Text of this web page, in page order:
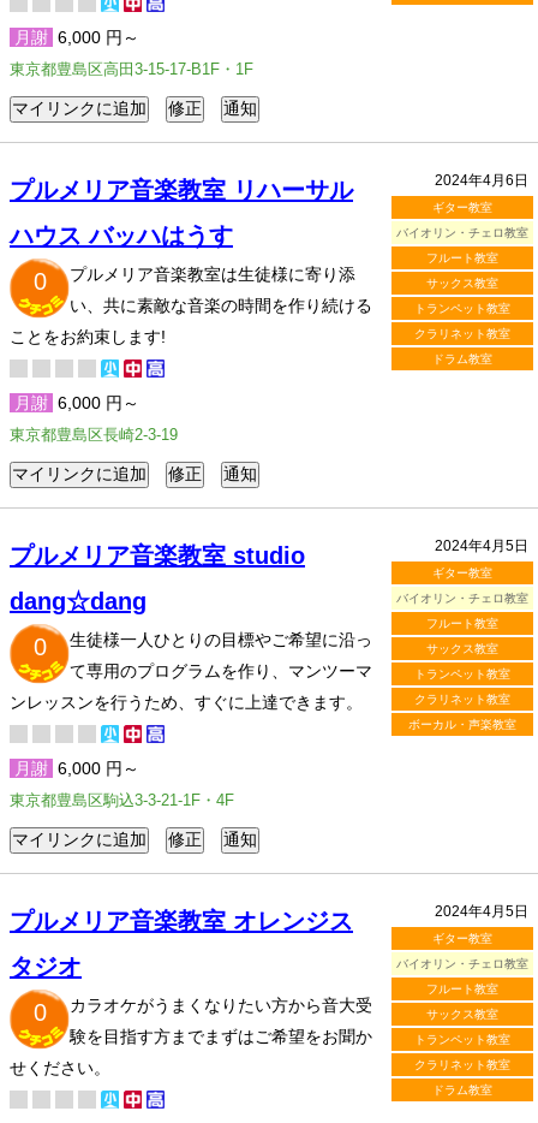
月謝 6,000 円～
東京都豊島区高田3-15-17-B1F・1F
2024年4月6日
ギター教室
バイオリン・チェロ教室
フルート教室
サックス教室
トランペット教室
クラリネット教室
ドラム教室
プルメリア音楽教室 リハーサル
ハウス バッハはうす
0
プルメリア音楽教室は生徒様に寄り添
い、共に素敵な音楽の時間を作り続ける
ことをお約束します!
月謝 6,000 円～
東京都豊島区長崎2-3-19
2024年4月5日
ギター教室
バイオリン・チェロ教室
フルート教室
サックス教室
トランペット教室
クラリネット教室
ボーカル・声楽教室
プルメリア音楽教室 studio
dang☆dang
0
生徒様一人ひとりの目標やご希望に沿っ
て専用のプログラムを作り、マンツーマ
ンレッスンを行うため、すぐに上達できます。
月謝 6,000 円～
東京都豊島区駒込3-3-21-1F・4F
2024年4月5日
ギター教室
バイオリン・チェロ教室
フルート教室
サックス教室
トランペット教室
クラリネット教室
ドラム教室
プルメリア音楽教室 オレンジス
タジオ
0
カラオケがうまくなりたい方から音大受
験を目指す方までまずはご希望をお聞か
せください。